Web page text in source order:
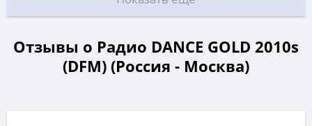
Отзывы о Радио DANCE GOLD 2010s
(DFM) (Россия - Москва)